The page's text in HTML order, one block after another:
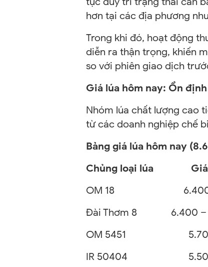
hơn tại các địa phương
Trong khi đó, hoạt động
diễn ra thận trọng, khiến
so với phiên giao dịch
Giá lúa hôm nay: Ổn
Nhóm lúa chất lượng cao
từ các doanh nghiệp chế
Bảng giá lúa hôm nay
Chủng loại lúa
Giá
OM 18
6.400 –
Đài Thơm 8
6.400 –
OM 5451
5.700
IR 50404
5.500